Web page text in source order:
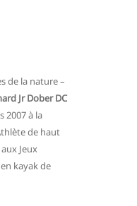
de la nature –
Jr Dober DC
2007 à la
de haut
Jeux
kayak de